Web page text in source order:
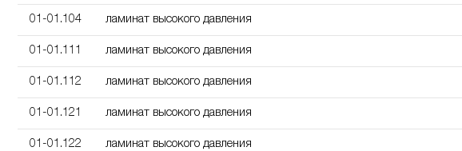
01-01.104 ламинат высокого давления
01-01.111 ламинат высокого давления
01-01.112 ламинат высокого давления
01-01.121 ламинат высокого давления
01-01.122 ламинат высокого давления